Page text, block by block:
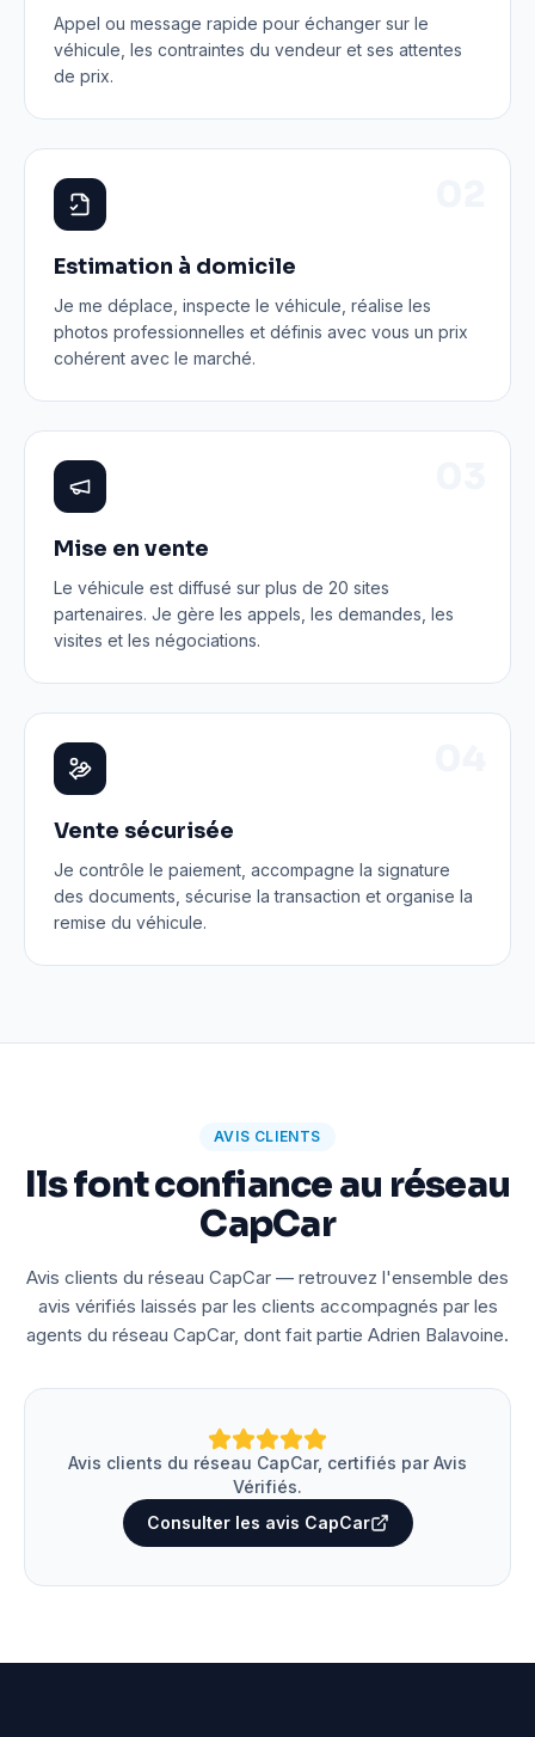
Appel ou message rapide pour échanger sur le
véhicule, les contraintes du vendeur et ses attentes
de prix.
Estimation à domicile
Je me déplace, inspecte le véhicule, réalise les
photos professionnelles et définis avec vous un prix
cohérent avec le marché.
Mise en vente
Le véhicule est diffusé sur plus de 20 sites
partenaires. Je gère les appels, les demandes, les
visites et les négociations.
Vente sécurisée
Je contrôle le paiement, accompagne la signature
des documents, sécurise la transaction et organise la
remise du véhicule.
AVIS CLIENTS
Ils font confiance au réseau
CapCar
Avis clients du réseau CapCar — retrouvez l'ensemble des
avis vérifiés laissés par les clients accompagnés par les
agents du réseau CapCar, dont fait partie Adrien Balavoine.
Avis clients du réseau CapCar, certifiés par Avis
Vérifiés.
Consulter les avis CapCar